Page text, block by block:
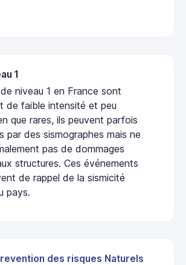
1
niveau 1 en France sont
de faible intensité et peu
que rares, ils peuvent parfois
par des sismographes mais ne
pas de dommages
structures. Ces événements
de rappel de la sismicité
pays.
des risques Naturels